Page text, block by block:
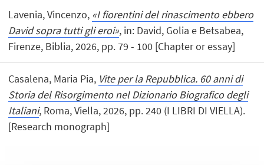
Lavenia, Vincenzo, «I fiorentini del rinascimento ebbero
David sopra tutti gli eroi», in: David, Golia e Betsabea,
Firenze, Biblia, 2026, pp. 79 - 100 [Chapter or essay]
Casalena, Maria Pia, Vite per la Repubblica. 60 anni di
Storia del Risorgimento nel Dizionario Biografico degli
Italiani, Roma, Viella, 2026, pp. 240 (I LIBRI DI VIELLA).
[Research monograph]